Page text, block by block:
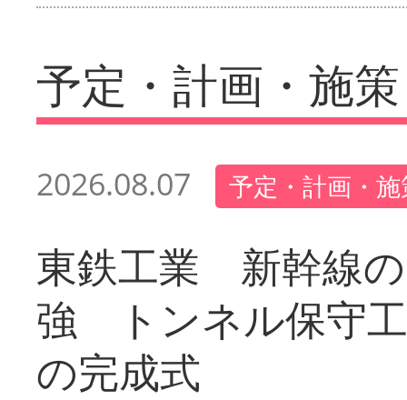
予定・計画・施策
2026.08.07 予定・計画・
東鉄工業 新幹線
強 トンネル保守
の完成式